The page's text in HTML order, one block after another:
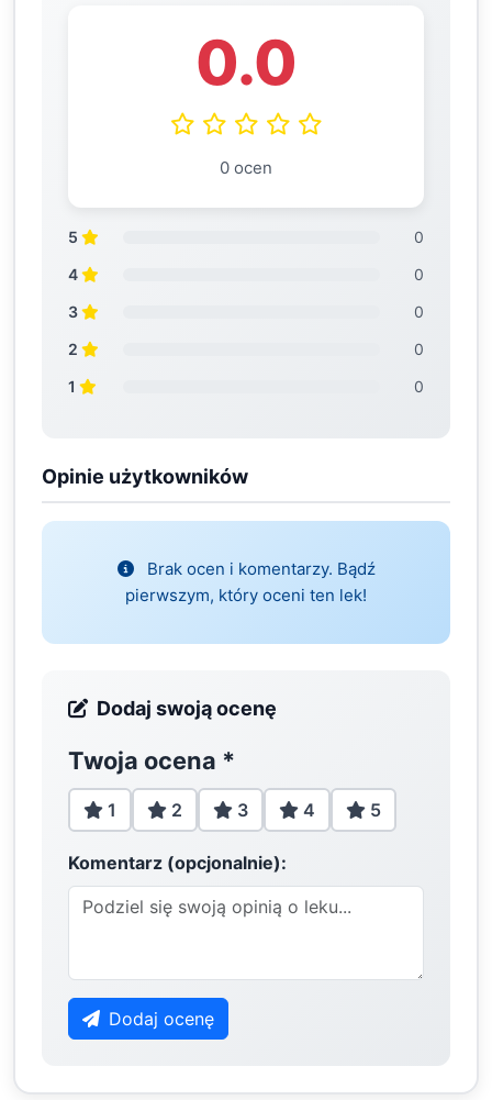
0.0
0 ocen
5
0
4
0
3
0
2
0
1
0
Opinie użytkowników
Brak ocen i komentarzy. Bądź
pierwszym, który oceni ten lek!
Dodaj swoją ocenę
Twoja ocena *
1 2 3 4 5
Komentarz (opcjonalnie):
Dodaj ocenę